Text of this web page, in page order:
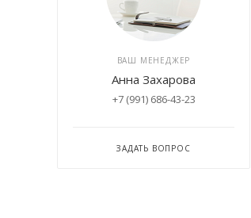
ВАШ МЕНЕДЖЕР
Анна Захарова
+7 (991) 686-43-23
ЗАДАТЬ ВОПРОС